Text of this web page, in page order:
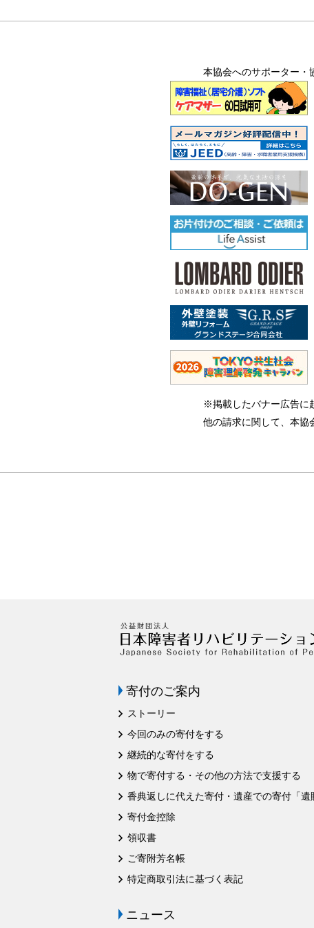
本協会へのサポーター・
※掲載したバナー広告に
他の請求に関して、本協
寄付のご案内
ストーリー
今回のみの寄付をする
継続的な寄付をする
物で寄付する・その他の方法で支援する
香典返しに代えた寄付・遺産での寄付「遺
寄付金控除
領収書
ご寄附芳名帳
特定商取引法に基づく表記
ニュース